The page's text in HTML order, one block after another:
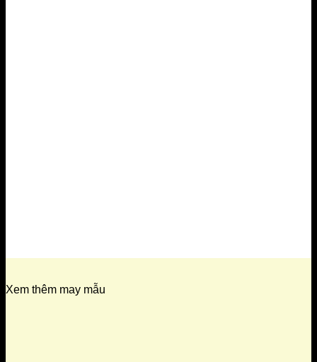
Xem thêm may mẫu